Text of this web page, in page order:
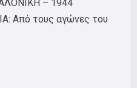
– 1944
Από τους αγώνες του